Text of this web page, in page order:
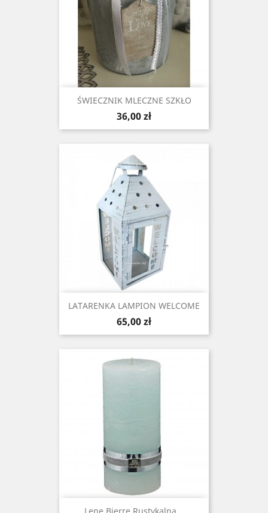
ŚWIECZNIK MLECZNE SZKŁO
Cena
36,00 zł
LATARENKA LAMPION WELCOME
Cena
65,00 zł